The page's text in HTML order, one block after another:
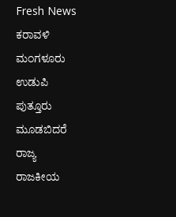
Fresh News
ಕರಾವಳಿ
ಮಂಗಳೂರು
ಉಡುಪಿ
ಪುತ್ತೂರು
ಮೂಡಬಿದರೆ
ರಾಜ್ಯ
ರಾಜಕೀಯ